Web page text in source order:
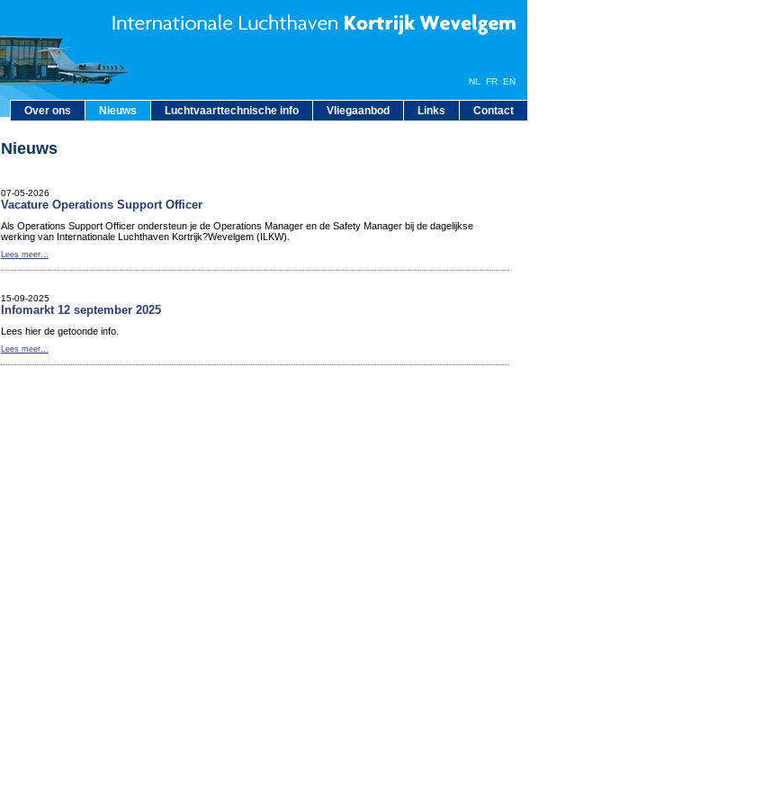
Over ons Nieuws Luchtvaarttechnische info Vliegaanbod Links Contact
NL FR EN
Nieuws
07-05-2026
Vacature Operations Support Officer
Als Operations Support Officer ondersteun je de Operations Manager en de Safety Manager bij de dagelijkse
werking van Internationale Luchthaven Kortrijk?Wevelgem (ILKW).
Lees meer...
15-09-2025
Infomarkt 12 september 2025
Lees hier de getoonde info.
Lees meer...